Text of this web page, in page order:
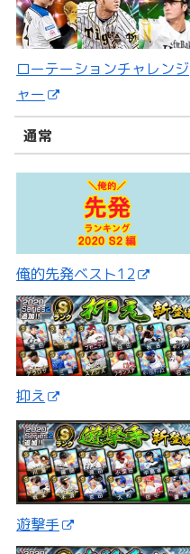
ローテーションチャレンジ
ャー
通常
俺的先発ベスト12
抑え
遊撃手